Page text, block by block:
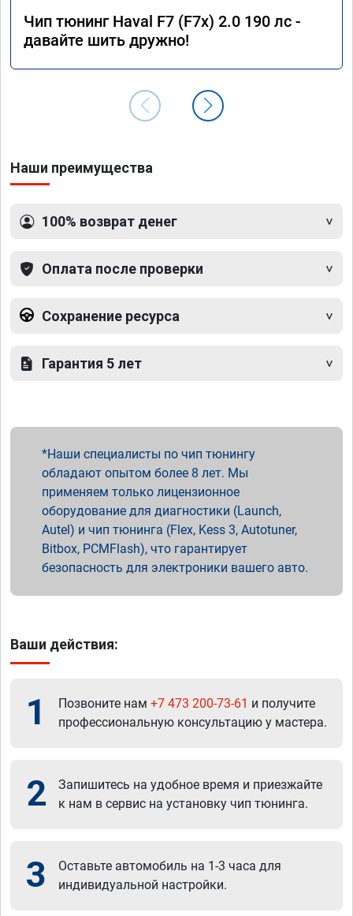
Чип тюнинг Haval F7 (F7x) 2.0 190 лс -
давайте шить дружно!
Наши преимущества
100% возврат денег
Оплата после проверки
Сохранение ресурса
Гарантия 5 лет
Наши специалисты по чип тюнингу
обладают опытом более 8 лет. Мы
применяем только лицензионное
оборудование для диагностики (Launch,
Autel) и чип тюнинга (Flex, Kess 3, Autotuner,
Bitbox, PCMFlash), что гарантирует
безопасность для электроники вашего авто.
Ваши действия:
1 Позвоните нам +7 473 200-73-61 и получите
профессиональную консультацию у мастера.
2
Запишитесь на удобное время и приезжайте
к нам в сервис на установку чип тюнинга.
3
Оставьте автомобиль на 1-3 часа для
индивидуальной настройки.